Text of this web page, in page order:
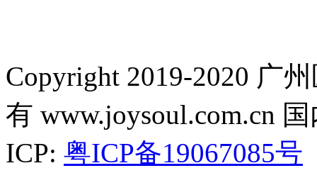
Copyright 2019-2020 广
有 www.joysoul.com.cn
ICP: 粤ICP备19067085号